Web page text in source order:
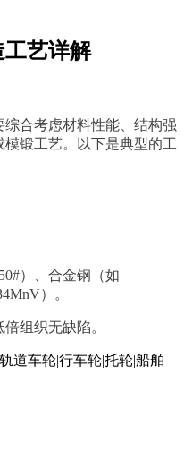
艺详解
合考虑材料性能、结构强
锻工艺。以下是典型的工
）、合金钢（如
）。
组织无缺陷。